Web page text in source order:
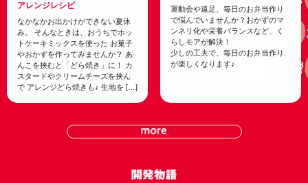
アレンジレシピ
なかなかお出かけができない夏休
み。 そんなときは、おうちでホッ
トケーキミックスを使った お菓子
やおかずを作ってみませんか？ あ
んこを挟むと「どら焼き」に！ カ
スタードやクリームチーズを挟ん
で アレンジどら焼きも♪ 生地を […]
運動会や遠足、毎日のお弁当作り
で悩んでいませんか？おかずのマ
ンネリ化や栄養バランスなど、く
らしモアが解決！
少しの工夫で、毎日のお弁当作り
が楽しくなります♪